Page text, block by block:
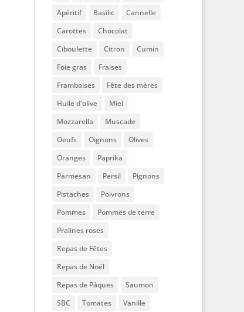
Apéritif
Basilic
Cannelle
Carottes
Chocolat
Ciboulette
Citron
Cumin
Foie gras
Fraises
Framboises
Fête des mères
Huile d'olive
Miel
Mozzarella
Muscade
Oeufs
Oignons
Olives
Oranges
Paprika
Parmesan
Persil
Pignons
Pistaches
Poivrons
Pommes
Pommes de terre
Pralines roses
Repas de Fêtes
Repas de Noël
Repas de Pâques
Saumon
SBC
Tomates
Vanille